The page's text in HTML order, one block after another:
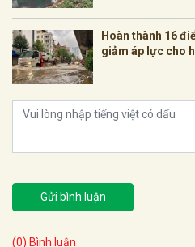
Hoàn thành 16
giảm áp lực cho
Gửi bình luận
(0) Bình luận